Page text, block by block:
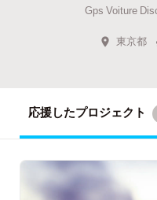
Gps Voiture
東京都
応援したプロジェクト